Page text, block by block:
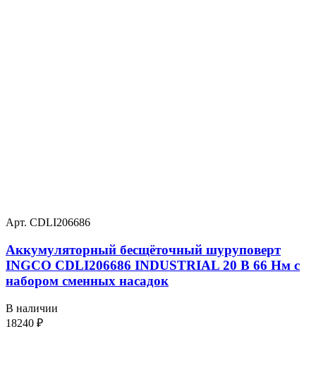
Арт. CDLI206686
Аккумуляторный бесщёточный шуруповерт
INGCO CDLI206686 INDUSTRIAL 20 В 66 Нм с
набором сменных насадок
В наличии
18240 ₽